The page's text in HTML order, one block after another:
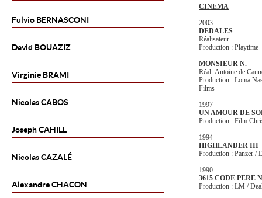
Fulvio BERNASCONI
David BOUAZIZ
Virginie BRAMI
NicolasCABOS
JosephCAHILL
NicolasCAZALÉ
AlexandreCHACON
CINEMA
2003
DEDALES
Réalisateur
Production : Playtime
MONSIEUR N.
Réal: Antoine de
Production : Loma
Films
1997
UN AMOUR DE
Production : Film
1994
HIGHLANDER III
Production : Panzer /
1990
3615 CODE PERE
Production : LM /